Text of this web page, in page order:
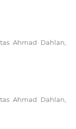
Ahmad Dahlan,
Ahmad Dahlan,